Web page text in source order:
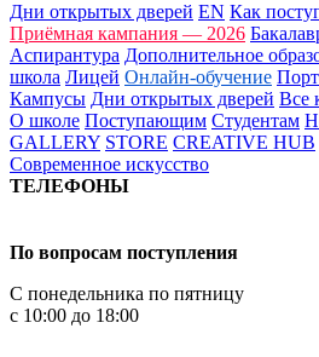
Дни открытых дверей EN Как
Приёмная кампания — 2026
Аспирантура Дополнительное
школа Лицей Онлайн-обучение
Кампусы Дни открытых дверей Все
О школе Поступающим Студентам
GALLERY STORE CREATIVE HUB
Современное искусство
ТЕЛЕФОНЫ
По вопросам поступления
С понедельника по пятницу
с 10:00 до 18:00